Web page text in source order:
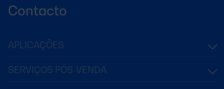
Contacto
APLICAÇÕES
SERVIÇOS PÓS-VENDA